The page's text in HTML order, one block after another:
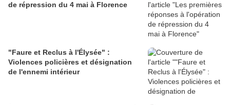
de répression du 4 mai à Florence
"Faure et Reclus à l'Élysée" :
Violences policières et désignation
de l'ennemi intérieur